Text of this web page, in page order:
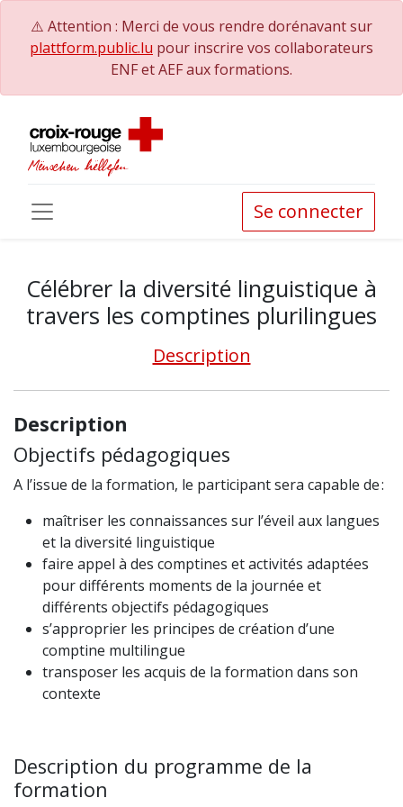
⚠️ Attention : Merci de vous rendre dorénavant sur
plattform.public.lu pour inscrire vos collaborateurs
ENF et AEF aux formations.
Se connecter
Célébrer la diversité linguistique à
travers les comptines plurilingues
Description
Description
Objectifs pédagogiques
A l’issue de la formation, le participant sera capable de :
maîtriser les connaissances sur l’éveil aux langues
et la diversité linguistique
faire appel à des comptines et activités adaptées
pour différents moments de la journée et
différents objectifs pédagogiques
s’approprier les principes de création d’une
comptine multilingue
transposer les acquis de la formation dans son
contexte
Description du programme de la
formation